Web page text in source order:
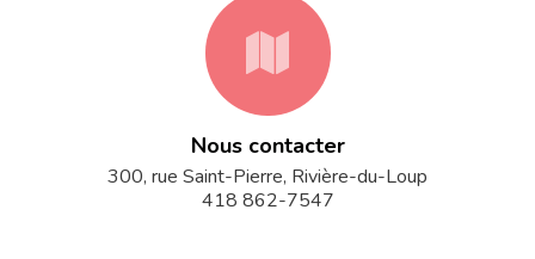
fa-
map
Nous contacter
300, rue Saint-Pierre, Rivière-du-Loup
418 862-7547